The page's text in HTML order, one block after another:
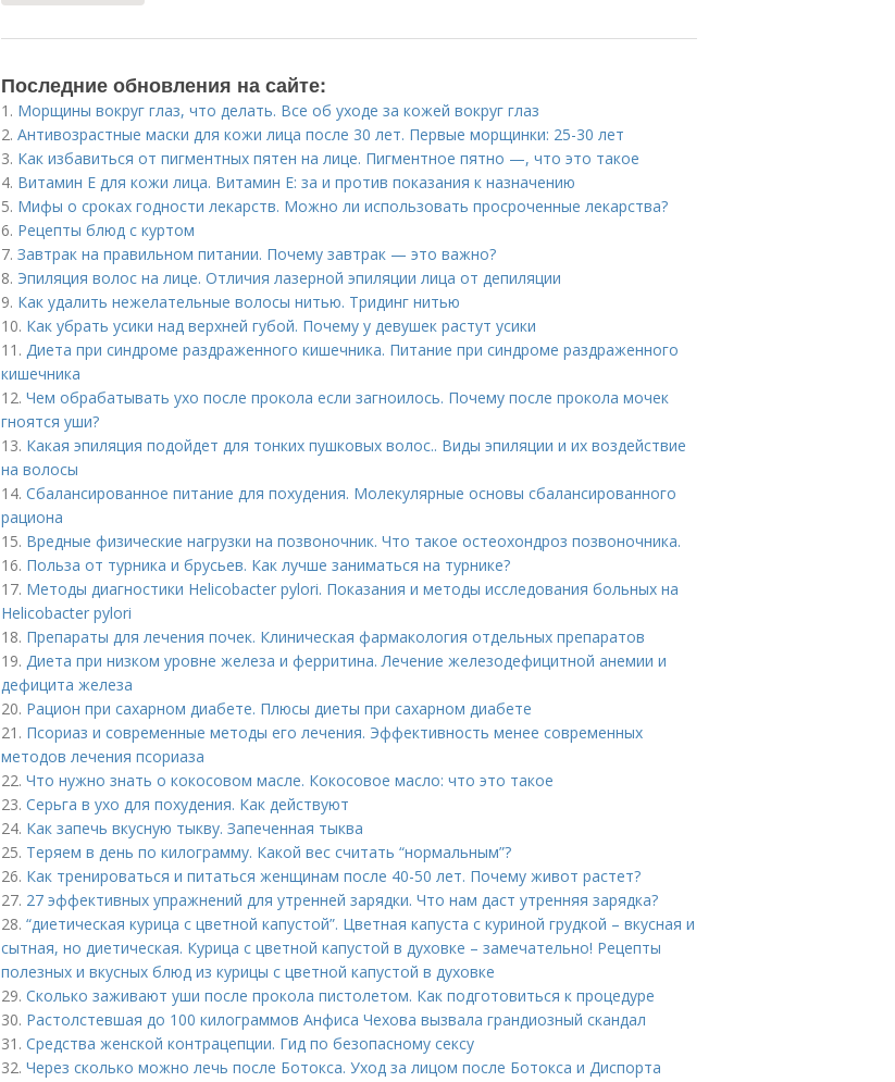
Последние обновления на сайте:
1. Морщины вокруг глаз, что делать. Все об уходе за кожей вокруг глаз
2. Антивозрастные маски для кожи лица после 30 лет. Первые морщинки: 25-30 лет
3. Как избавиться от пигментных пятен на лице. Пигментное пятно —, что это такое
4. Витамин E для кожи лица. Витамин Е: за и против показания к назначению
5. Мифы о сроках годности лекарств. Можно ли использовать просроченные лекарства?
6. Рецепты блюд с куртом
7. Завтрак на правильном питании. Почему завтрак — это важно?
8. Эпиляция волос на лице. Отличия лазерной эпиляции лица от депиляции
9. Как удалить нежелательные волосы нитью. Тридинг нитью
10. Как убрать усики над верхней губой. Почему у девушек растут усики
11. Диета при синдроме раздраженного кишечника. Питание при синдроме раздраженного
кишечника
12. Чем обрабатывать ухо после прокола если загноилось. Почему после прокола мочек
гноятся уши?
13. Какая эпиляция подойдет для тонких пушковых волос.. Виды эпиляции и их воздействие
на волосы
14. Сбалансированное питание для похудения. Молекулярные основы сбалансированного
рациона
15. Вредные физические нагрузки на позвоночник. Что такое остеохондроз позвоночника.
16. Польза от турника и брусьев. Как лучше заниматься на турнике?
17. Методы диагностики Helicobacter pylori. Показания и методы исследования больных на
Helicobacter pylori
18. Препараты для лечения почек. Клиническая фармакология отдельных препаратов
19. Диета при низком уровне железа и ферритина. Лечение железодефицитной анемии и
дефицита железа
20. Рацион при сахарном диабете. Плюсы диеты при сахарном диабете
21. Псориаз и современные методы его лечения. Эффективность менее современных
методов лечения псориаза
22. Что нужно знать о кокосовом масле. Кокосовое масло: что это такое
23. Серьга в ухо для похудения. Как действуют
24. Как запечь вкусную тыкву. Запеченная тыква
25. Теряем в день по килограмму. Какой вес считать “нормальным”?
26. Как тренироваться и питаться женщинам после 40-50 лет. Почему живот растет?
27. 27 эффективных упражнений для утренней зарядки. Что нам даст утренняя зарядка?
28. “диетическая курица с цветной капустой”. Цветная капуста с куриной грудкой – вкусная и
сытная, но диетическая. Курица с цветной капустой в духовке – замечательно! Рецепты
полезных и вкусных блюд из курицы с цветной капустой в духовке
29. Сколько заживают уши после прокола пистолетом. Как подготовиться к процедуре
30. Растолстевшая до 100 килограммов Анфиса Чехова вызвала грандиозный скандал
31. Средства женской контрацепции. Гид по безопасному сексу
32. Через сколько можно лечь после Ботокса. Уход за лицом после Ботокса и Диспорта